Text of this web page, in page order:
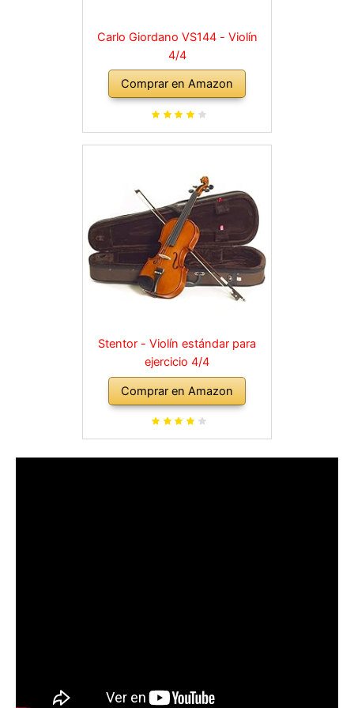
Carlo Giordano VS144 - Violín
4/4
Comprar en Amazon
Stentor - Violín estándar para
ejercicio 4/4
Comprar en Amazon